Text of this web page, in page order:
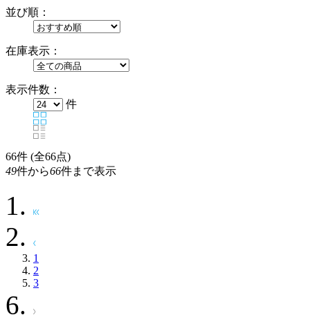
並び順：
在庫表示：
表示件数：
件
66件 (全66点)
49件から66件まで表示
1
2
3